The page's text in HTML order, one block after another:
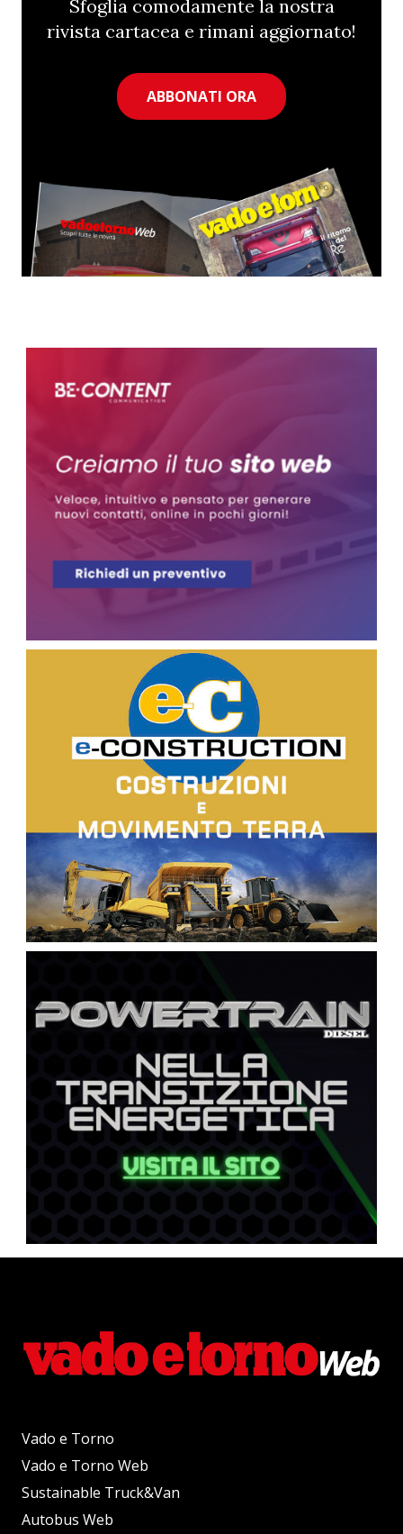
Sfoglia comodamente la nostra
rivista cartacea e rimani aggiornato!
ABBONATI ORA
Vado e Torno
Vado e Torno Web
Sustainable Truck&Van
Autobus Web